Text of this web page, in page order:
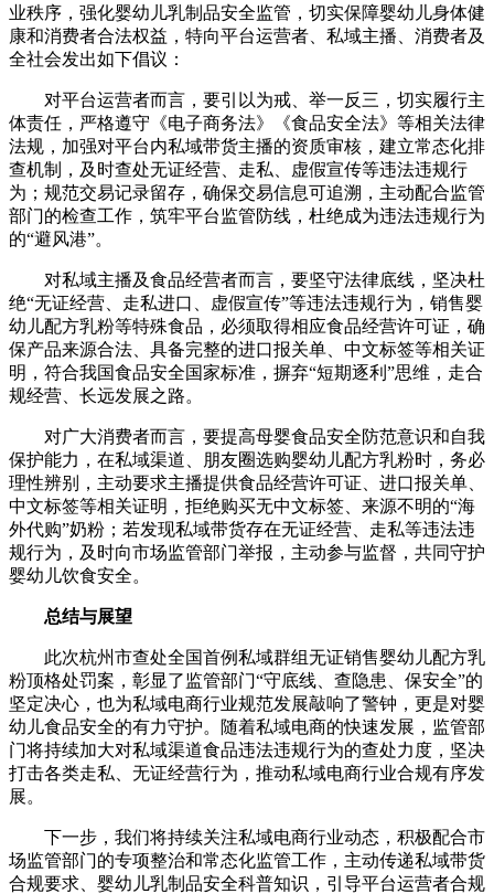
业秩序，强化婴幼儿乳制品安全监管，切实保障婴幼儿身体健
康和消费者合法权益，特向平台运营者、私域主播、消费者及
全社会发出如下倡议：
对平台运营者而言，要引以为戒、举一反三，切实履行主
体责任，严格遵守《电子商务法》《食品安全法》等相关法律
法规，加强对平台内私域带货主播的资质审核，建立常态化排
查机制，及时查处无证经营、走私、虚假宣传等违法违规行
为；规范交易记录留存，确保交易信息可追溯，主动配合监管
部门的检查工作，筑牢平台监管防线，杜绝成为违法违规行为
的“避风港”。
对私域主播及食品经营者而言，要坚守法律底线，坚决杜
绝“无证经营、走私进口、虚假宣传”等违法违规行为，销售婴
幼儿配方乳粉等特殊食品，必须取得相应食品经营许可证，确
保产品来源合法、具备完整的进口报关单、中文标签等相关证
明，符合我国食品安全国家标准，摒弃“短期逐利”思维，走合
规经营、长远发展之路。
对广大消费者而言，要提高母婴食品安全防范意识和自我
保护能力，在私域渠道、朋友圈选购婴幼儿配方乳粉时，务必
理性辨别，主动要求主播提供食品经营许可证、进口报关单、
中文标签等相关证明，拒绝购买无中文标签、来源不明的“海
外代购”奶粉；若发现私域带货存在无证经营、走私等违法违
规行为，及时向市场监管部门举报，主动参与监督，共同守护
婴幼儿饮食安全。
总结与展望
此次杭州市查处全国首例私域群组无证销售婴幼儿配方乳
粉顶格处罚案，彰显了监管部门“守底线、查隐患、保安全”的
坚定决心，也为私域电商行业规范发展敲响了警钟，更是对婴
幼儿食品安全的有力守护。随着私域电商的快速发展，监管部
门将持续加大对私域渠道食品违法违规行为的查处力度，坚决
打击各类走私、无证经营行为，推动私域电商行业合规有序发
展。
下一步，我们将持续关注私域电商行业动态，积极配合市
场监管部门的专项整治和常态化监管工作，主动传递私域带货
合规要求、婴幼儿乳制品安全科普知识，引导平台运营者合规